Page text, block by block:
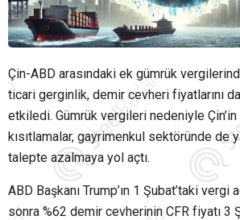
Çin-ABD arasındaki ek gümrük
ticari gerginlik, demir cevheri fiyatlarını
etkiledi. Gümrük vergileri nedeniyle Çin’in
kısıtlamalar, gayrimenkul sektöründe de
talepte azalmaya yol açtı.
ABD Başkanı Trump’ın 1 Şubat’taki vergi
sonra %62 demir cevherinin CFR fiyatı 3